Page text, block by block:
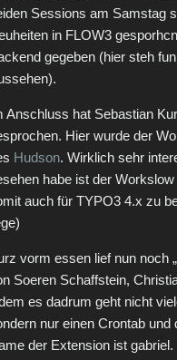
Sessions am Samstag
in FLOW3
gegeben (hier steh
Anschluss hat Sebastian
Hier wurde der
Hudson. Wirklich sehr
habe ist der
auch für TYPO3 4.x zu
vorm essen lief nun noch
Soeren Schaffstein,
es dadrum geht nicht
nur einen Crontab
der Extension ist gabriel.